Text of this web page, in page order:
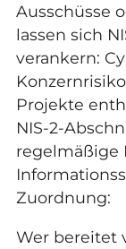
Ausschüsse
lassen sich
verankern:
Projekte
NIS-2-
regelmäßige
Zuordnung:
Wer bereitet